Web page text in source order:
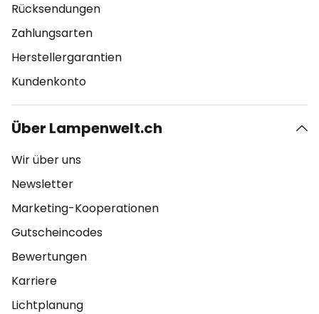
Rücksendungen
Zahlungsarten
Herstellergarantien
Kundenkonto
Über Lampenwelt.ch
Wir über uns
Newsletter
Marketing-Kooperationen
Gutscheincodes
Bewertungen
Karriere
Lichtplanung